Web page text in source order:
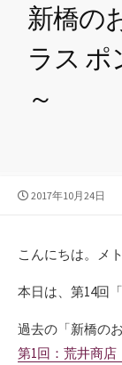
新橋の
ラス ポ
～
公
2017年10月24日
こんにちは。メ
本日は、第14回
過去の「新橋の
第1回：荒井商